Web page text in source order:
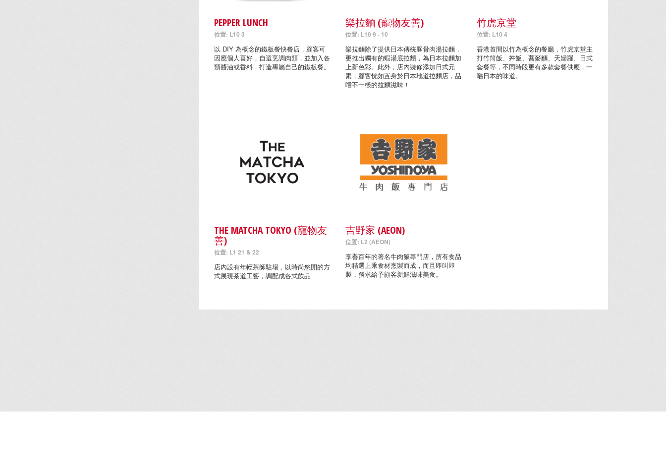
PEPPER LUNCH
位置: L10 3
以 DIY 為概念的鐵板餐快餐店，顧客可
因應個人喜好，自選烹調肉類，並加入各
類醬油或香料，打造專屬自己的鐵板餐。
樂拉麵 (寵物友善)
位置: L10 9 - 10
樂拉麵除了提供日本傳統豚骨肉湯拉麵，
更推出獨有的蝦湯底拉麵，為日本拉麵加
上新色彩。此外，店內裝修添加日式元
素，顧客恍如置身於日本地道拉麵店，品
嚐不一樣的拉麵滋味！
竹虎京堂
位置: L10 4
香港首間以竹為概念的餐廳，竹虎京堂主
打竹筒飯、丼飯、蕎麥麵、天婦羅、日式
套餐等，不同時段更有多款套餐供應，一
嚐日本的味道。
THE MATCHA TOKYO (寵物友
善)
位置: L1 21 & 22
店內設有年輕茶師駐場，以時尚悠閒的方
式展現茶道工藝，調配成各式飲品
吉野家 (AEON)
位置: L2 (AEON)
享譽百年的著名牛肉飯專門店，所有食品
均精選上乘食材烹製而成，而且即叫即
製，務求給予顧客新鮮滋味美食。